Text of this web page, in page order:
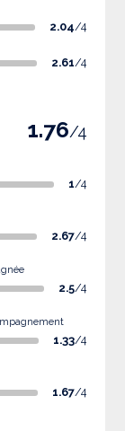
2.04/4
2.61/4
1.76/4
1/4
2.67/4
2.5/4
1.33/4
1.67/4